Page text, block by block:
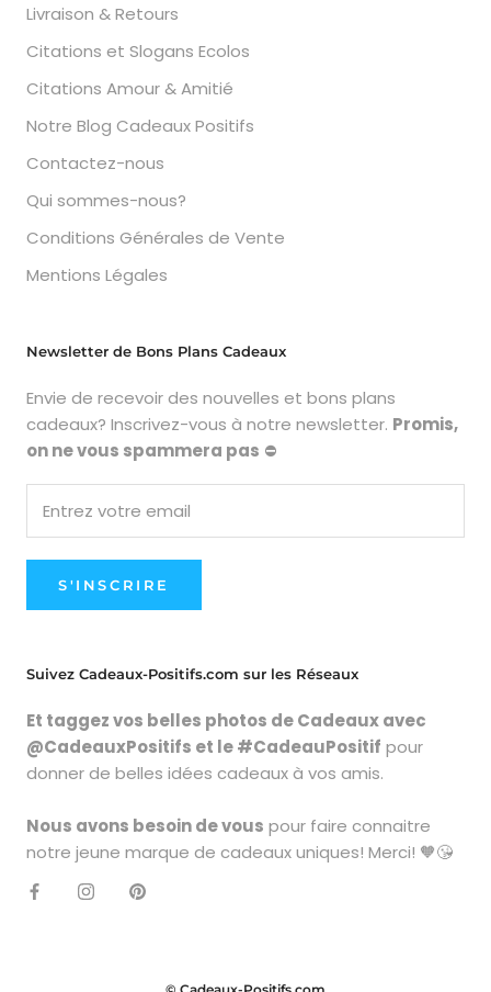
Livraison & Retours
Citations et Slogans Ecolos
Citations Amour & Amitié
Notre Blog Cadeaux Positifs
Contactez-nous
Qui sommes-nous?
Conditions Générales de Vente
Mentions Légales
Newsletter de Bons Plans Cadeaux
Envie de recevoir des nouvelles et bons plans
cadeaux? Inscrivez-vous à notre newsletter. Promis,
on ne vous spammera pas ⛔
S'INSCRIRE
Suivez Cadeaux-Positifs.com sur les Réseaux
Et taggez vos belles photos de Cadeaux avec
@CadeauxPositifs et le #CadeauPositif pour
donner de belles idées cadeaux à vos amis.
Nous avons besoin de vous pour faire connaitre
notre jeune marque de cadeaux uniques! Merci! 🧡😘